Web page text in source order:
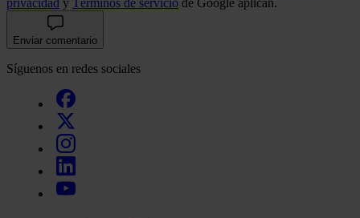
privacidad y Términos de servicio de Google aplican.
Enviar comentario
Síguenos en redes sociales